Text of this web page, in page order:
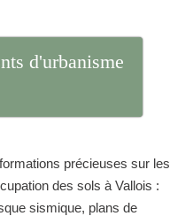
d'urbanisme
précieuses sur les
des sols à Vallois :
sismique, plans de